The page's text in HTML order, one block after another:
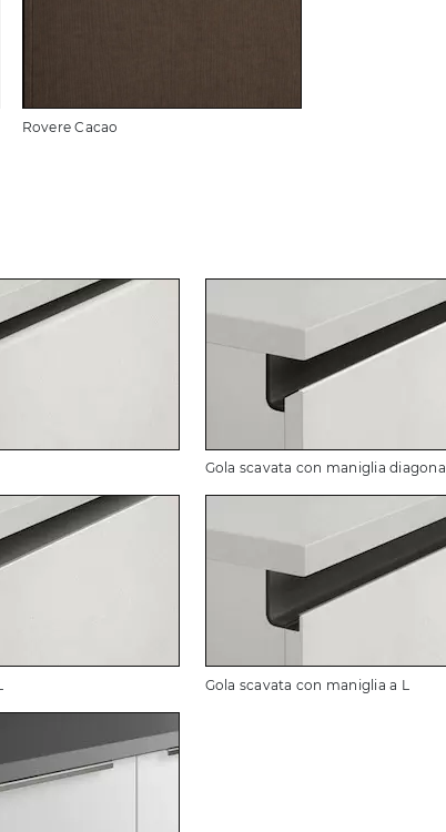
Rovere Cacao
Gola scavata con maniglia diagonal
Gola scavata con maniglia a L